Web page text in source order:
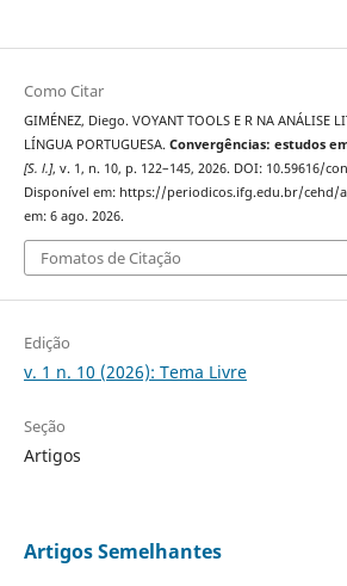
Como Citar
GIMÉNEZ, Diego. VOYANT TOOLS E R NA ANÁLISE
LÍNGUA PORTUGUESA. Convergências: estudos
[S. l.], v. 1, n. 10, p. 122–145, 2026. DOI: 10.59616/
Disponível em: https://periodicos.ifg.edu.br/cehd/
em: 6 ago. 2026.
Fomatos de Citação
Edição
v. 1 n. 10 (2026): Tema Livre
Seção
Artigos
Artigos Semelhantes